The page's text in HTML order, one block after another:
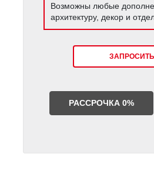
Возможны любые
архитектуру, декор и
ЗАПРОСИТЬ
РАССРОЧКА 0%